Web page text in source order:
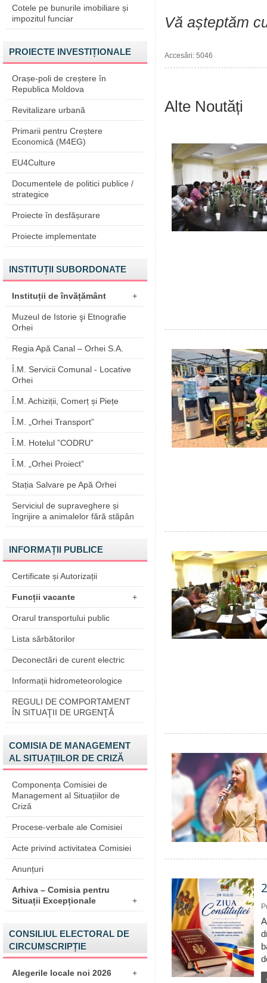
Cotele pe bunurile imobiliare și
impozitul funciar
PROIECTE INVESTIȚIONALE
Orașe-poli de creștere în
Republica Moldova
Revitalizare urbană
Primarii pentru Creștere
Economică (M4EG)
EU4Culture
Documentele de politici publice /
strategice
Proiecte în desfășurare
Proiecte implementate
INSTITUȚII SUBORDONATE
Instituții de învățământ +
Muzeul de Istorie şi Etnografie
Orhei
Regia Apă Canal – Orhei S.A.
Î.M. Servicii Comunal - Locative
Orhei
Î.M. Achiziții, Comerț și Piețe
Î.M. „Orhei Transport”
Î.M. Hotelul ”CODRU”
Î.M. „Orhei Proiect”
Stația Salvare pe Apă Orhei
Serviciul de supraveghere și
îngrijire a animalelor fără stăpân
INFORMAȚII PUBLICE
Certificate și Autorizații
Funcții vacante +
Orarul transportului public
Lista sărbătorilor
Deconectări de curent electric
Informații hidrometeorologice
REGULI DE COMPORTAMENT
ÎN SITUAŢII DE URGENŢĂ
COMISIA DE MANAGEMENT
AL SITUAȚIILOR DE CRIZĂ
Componența Comisiei de
Management al Situațiilor de
Criză
Procese-verbale ale Comisiei
Acte privind activitatea Comisiei
Anunțuri
Arhiva – Comisia pentru
Situații Excepționale
+
CONSILIUL ELECTORAL DE
CIRCUMSCRIPȚIE
Alegerile locale noi 2026 +
Vă așteptăm
Accesări: 5046
Alte Noutăți